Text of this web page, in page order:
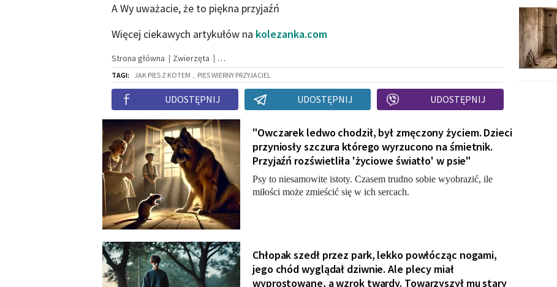
A Wy uważacie, że to piękna przyjaźń
Więcej ciekawych artykułów na kolezanka.com
Strona główna Zwierzęta
TAGI: JAK PIES Z KOTEM PIES WIERNY PRZYJACIEL
UDOSTĘPNIJ UDOSTĘPNIJ UDOSTĘPNIJ
"Owczarek ledwo chodził, był zmęczony życiem. Dzieci
przyniosły szczura którego wyrzucono na śmietnik.
Przyjaźń rozświetliła 'życiowe światło' w psie"
Psy to niesamowite istoty. Czasem trudno sobie wyobrazić, ile
miłości może zmieścić się w ich sercach.
Chłopak szedł przez park, lekko powłócząc nogami,
jego chód wyglądał dziwnie. Ale plecy miał
wyprostowane, a wzrok twardy. Towarzyszył mu stary